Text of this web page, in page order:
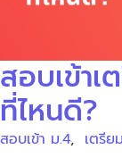
สอบเข้า
ที่ไหนดี?
สอบเข้า ม.4, เตรี